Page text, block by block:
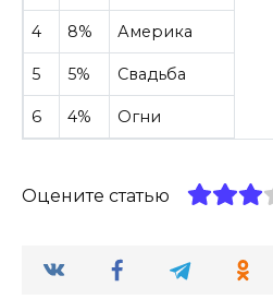
4 8% Америка
5 5% Свадьба
6 4% Огни
Оцените статью